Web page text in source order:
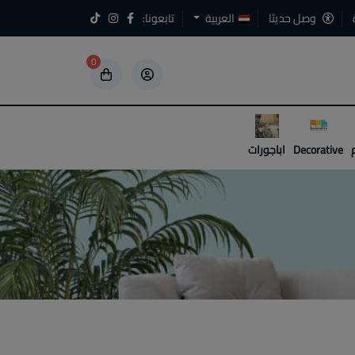
وصل حديثا العربية تابعونا:
0
5
5
Decorative اباجورات